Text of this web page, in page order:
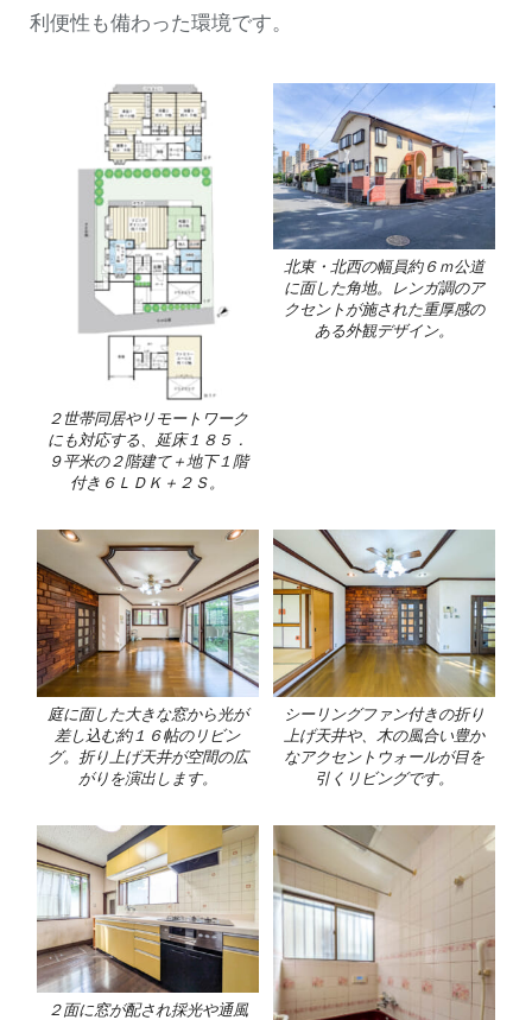
利便性も備わった環境です。
２世帯同居やリモートワーク
にも対応する、延床１８５．
９平米の２階建て＋地下１階
付き６ＬＤＫ＋２Ｓ。
北東・北西の幅員約６ｍ公道
に面した角地。レンガ調のア
クセントが施された重厚感の
ある外観デザイン。
庭に面した大きな窓から光が
差し込む約１６帖のリビン
グ。折り上げ天井が空間の広
がりを演出します。
シーリングファン付きの折り
上げ天井や、木の風合い豊か
なアクセントウォールが目を
引くリビングです。
２面に窓が配され採光や通風